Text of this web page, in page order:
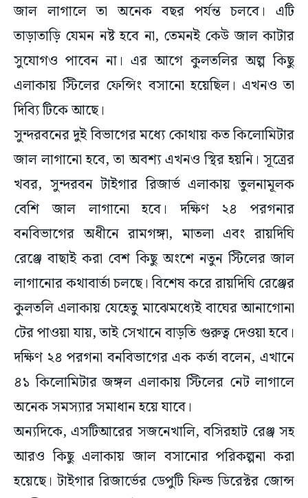
জাল লাগালে তা অনেক বছর পর্যন্ত চলবে। এটি
তাড়াতাড়ি যেমন নষ্ট হবে না, তেমনই কেউ জাল কাটার
সুযোগও পাবেন না। এর আগে কুলতলির অল্প কিছু
এলাকায় স্টিলের ফেন্সিং বসানো হয়েছিল। এখনও তা
দিব্যি টিকে আছে।
সুন্দরবনের দুই বিভাগের মধ্যে কোথায় কত কিলোমিটার
জাল লাগানো হবে, তা অবশ্য এখনও স্থির হয়নি। সূত্রের
খবর, সুন্দরবন টাইগার রিজার্ভ এলাকায় তুলনামূলক
বেশি জাল লাগানো হবে। দক্ষিণ ২৪ পরগনার
বনবিভাগের অধীনে রামগঙ্গা, মাতলা এবং রায়দিঘি
রেঞ্জে বাছাই করা বেশ কিছু অংশে নতুন স্টিলের জাল
লাগানোর কথাবার্তা চলছে। বিশেষ করে রায়দিঘি রেঞ্জের
কুলতলি এলাকায় যেহেতু মাঝেমধ্যেই বাঘের আনাগোনা
টের পাওয়া যায়, তাই সেখানে বাড়তি গুরুত্ব দেওয়া হবে।
দক্ষিণ ২৪ পরগনা বনবিভাগের এক কর্তা বলেন, এখানে
৪১ কিলোমিটার জঙ্গল এলাকায় স্টিলের নেট লাগালে
অনেক সমস্যার সমাধান হয়ে যাবে।
অন্যদিকে, এসটিআরের সজনেখালি, বসিরহাট রেঞ্জ সহ
আরও কিছু এলাকায় জাল বসানোর পরিকল্পনা করা
হয়েছে। টাইগার রিজার্ভের ডেপুটি ফিল্ড ডিরেক্টর জোন্স